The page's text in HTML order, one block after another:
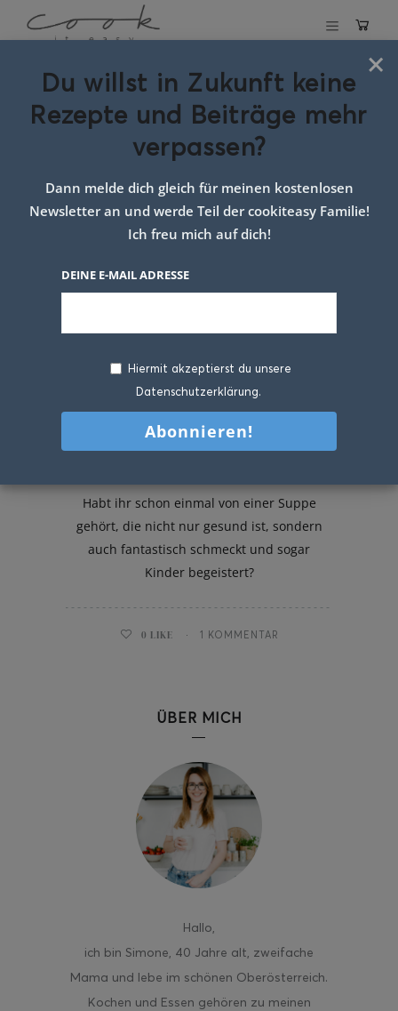
Schlagwort:
rezept spinat
suppe
Habt ihr schon einmal von einer Suppe
gehört, die nicht nur gesund ist, sondern
auch fantastisch schmeckt und sogar
Kinder begeistert?
0 LIKE 1 KOMMENTAR
ÜBER MICH
Hallo,
ich bin Simone, 40 Jahre alt, zweifache
Mama und lebe im schönen Oberösterreich.
Kochen und Essen gehören zu meinen
×
Du willst in Zukunft keine
Rezepte und Beiträge mehr
verpassen?
Dann melde dich gleich für meinen kostenlosen
Newsletter an und werde Teil der cookiteasy Familie!
Ich freu mich auf dich!
DEINE E-MAIL ADRESSE
Hiermit akzeptierst du unsere
Datenschutzerklärung.